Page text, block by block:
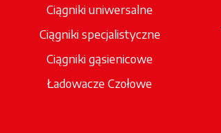
Ciągniki uniwersalne
Ciągniki specjalistyczne
Ciągniki gąsienicowe
Ładowacze Czołowe